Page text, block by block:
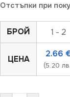
Отстъпки при
БРОЙ 1 - 2
ЦЕНА
2.66
(5.20